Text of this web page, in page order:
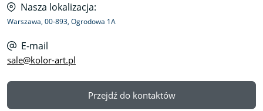
Nasza lokalizacja:
Warszawa, 00-893, Ogrodowa 1A
E-mail
sale@kolor-art.pl
Przejdź do kontaktów